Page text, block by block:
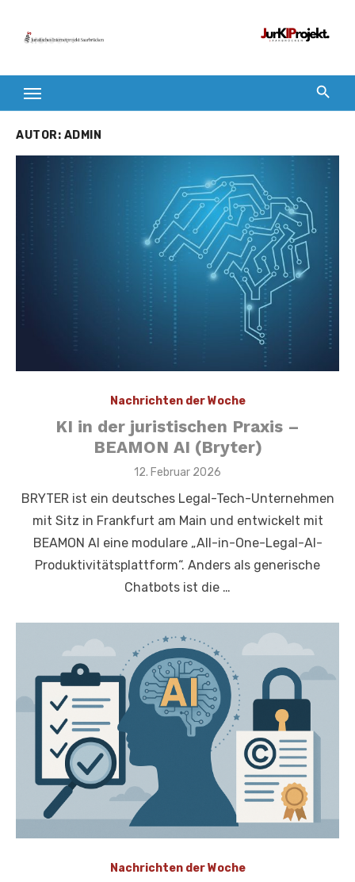
Inhalt
AUTOR: ADMIN
Nachrichten der Woche
KI in der juristischen Praxis –
BEAMON AI (Bryter)
Veröffentlicht
12. Februar 2026
BRYTER ist ein deutsches Legal-Tech-Unternehmen
mit Sitz in Frankfurt am Main und entwickelt mit
BEAMON AI eine modulare „All-in-One-Legal-AI-
Produktivitätsplattform“. Anders als generische
Chatbots ist die …
Nachrichten der Woche